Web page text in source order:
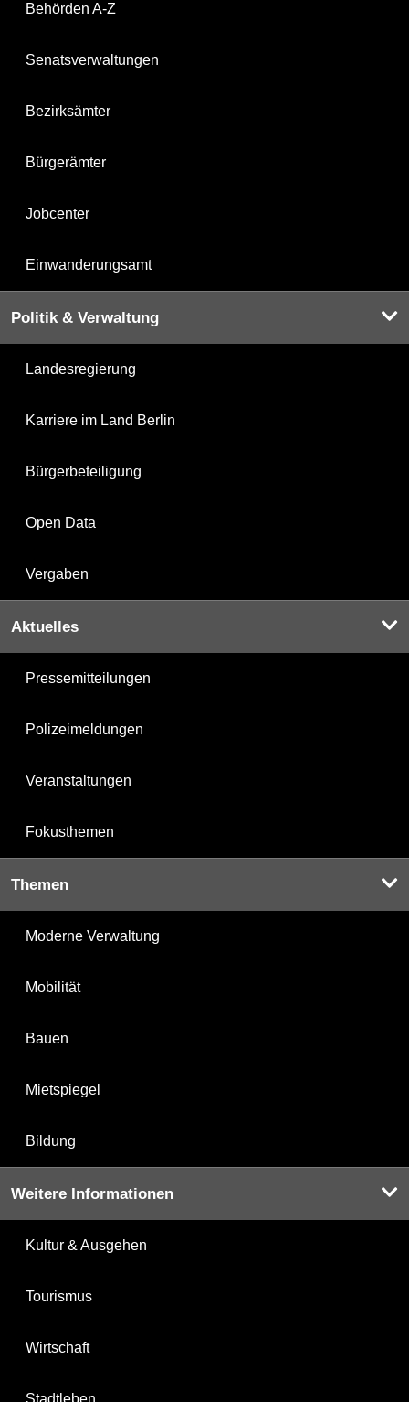
Behörden A-Z
Senatsverwaltungen
Bezirksämter
Bürgerämter
Jobcenter
Einwanderungsamt
Politik & Verwaltung
Landesregierung
Karriere im Land Berlin
Bürgerbeteiligung
Open Data
Vergaben
Aktuelles
Pressemitteilungen
Polizeimeldungen
Veranstaltungen
Fokusthemen
Themen
Moderne Verwaltung
Mobilität
Bauen
Mietspiegel
Bildung
Weitere Informationen
Kultur & Ausgehen
Tourismus
Wirtschaft